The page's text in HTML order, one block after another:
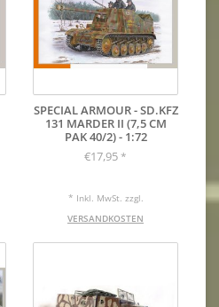
SPECIAL ARMOUR - SD.KFZ
131 MARDER II (7,5 CM
PAK 40/2) - 1:72
€17,95 *
* Inkl. MwSt. zzgl.
VERSANDKOSTEN